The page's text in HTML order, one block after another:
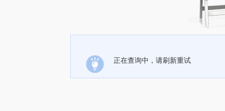
正在查询中，请刷新重试